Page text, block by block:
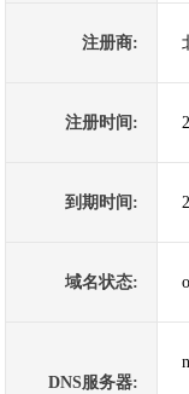
注册商:
注册时间:
到期时间:
域名状态:
DNS服务器: